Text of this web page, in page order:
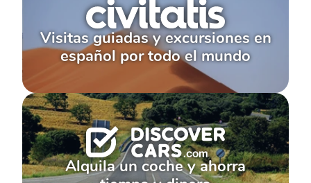
Visitas guiadas y excursiones en
español por todo el mundo
Alquila un coche y ahorra